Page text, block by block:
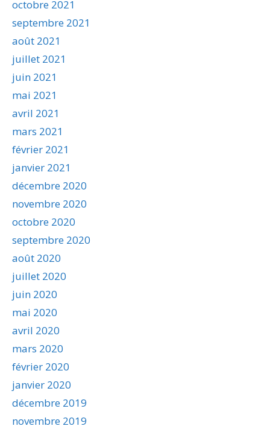
octobre 2021
septembre 2021
août 2021
juillet 2021
juin 2021
mai 2021
avril 2021
mars 2021
février 2021
janvier 2021
décembre 2020
novembre 2020
octobre 2020
septembre 2020
août 2020
juillet 2020
juin 2020
mai 2020
avril 2020
mars 2020
février 2020
janvier 2020
décembre 2019
novembre 2019